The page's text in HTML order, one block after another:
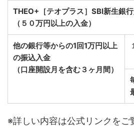
THEO+［テオプラス］SBI新生銀
（５０万円以上の入金）
他の銀行等からの1回1万円以上
の振込入金
（口座開設月を含む３ヶ月間）
※詳しい内容は公式リンクを